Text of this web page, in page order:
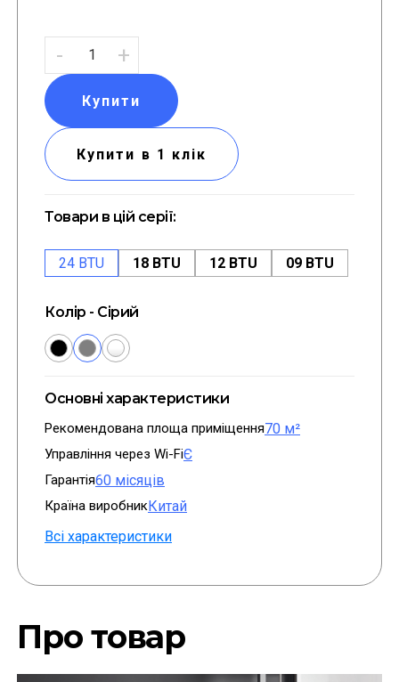
- +
Купити
Купити в 1 клік
Товари в цій серії:
24 BTU 18 BTU 12 BTU 09 BTU
Колір - Сірий
Основні характеристики
Рекомендована площа приміщення70 м²
Управління через Wi-FiЄ
Гарантія60 місяців
Країна виробникКитай
Всі характеристики
Про товар